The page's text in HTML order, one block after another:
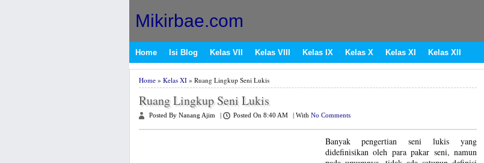
Mikirbae.com
Home Isi Blog Kelas VII Kelas VIII Kelas IX Kelas X Kelas XI Kelas XII
Home» Kelas XI» Ruang Lingkup Seni Lukis
Ruang Lingkup Seni Lukis
Posted By Nanang Ajim Posted On 8:40 AM With No Comments
Banyak pengertian seni lukis yang
didefinisikan oleh para pakar seni, namun